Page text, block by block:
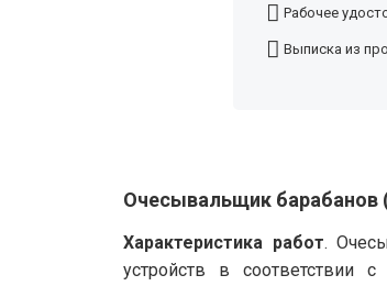
Рабочее
Выписка из
Очесывальщик барабанов
Характеристика работ.
устройств в соответствии